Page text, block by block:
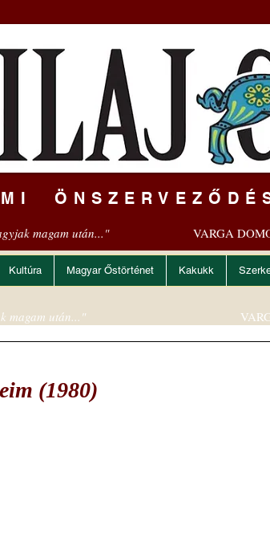
magam után..." VARGA
Kultúra Magyar Őstörténet Kakukk
(1980)
magam után..."